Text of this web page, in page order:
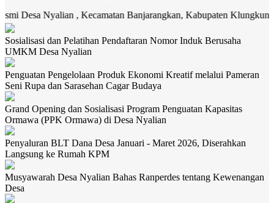
, Kecamatan Banjarangkan, Kabupaten Klungkung. Media
Sosialisasi dan Pelatihan Pendaftaran Nomor Induk Berusaha
UMKM Desa Nyalian
Penguatan Pengelolaan Produk Ekonomi Kreatif melalui Pameran
Seni Rupa dan Sarasehan Cagar Budaya
Grand Opening dan Sosialisasi Program Penguatan Kapasitas
Ormawa (PPK Ormawa) di Desa Nyalian
Penyaluran BLT Dana Desa Januari - Maret 2026, Diserahkan
Langsung ke Rumah KPM
Musyawarah Desa Nyalian Bahas Ranperdes tentang Kewenangan
Desa